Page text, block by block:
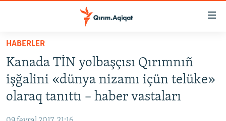
Esas
qaytmaq
Baş
navigatsiyağa
qaytmaq
Qıdıruvğa
HABERLER
SİYASET
İQTİSADİYAT
HABERLER
Kanada TİN yolbaşçısı Qırımnıñ
işğalini «dünya nizamı içün telüke»
olaraq tanıttı – haber vastaları